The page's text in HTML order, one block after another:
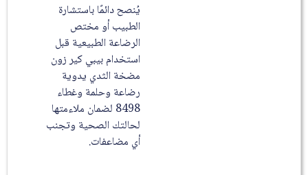
يُنصح دائمًا باستشارة
الطبيب أو مختص
الرضاعة الطبيعية قبل
استخدام بيبي كير زون
مضخة الثدي يدوية
رضاعة وحلمة وغطاء
8498 لضمان ملاءمتها
لحالتك الصحية وتجنب
أي مضاعفات.